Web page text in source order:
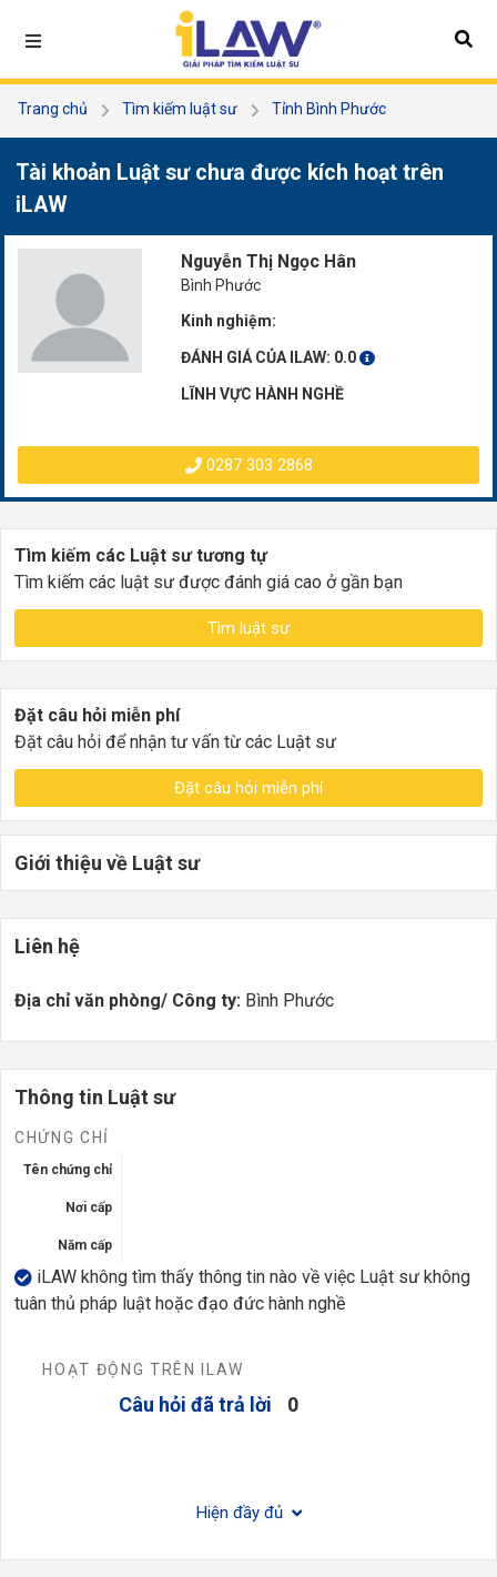
Trang chủ Tìm kiếm luật sư
Tỉnh Bình Phước
Tài khoản Luật sư chưa được kích hoạt trên
iLAW
Nguyễn Thị Ngọc Hân
Bình Phước
Kinh nghiệm:
ĐÁNH GIÁ CỦA ILAW: 0.0
LĨNH VỰC HÀNH NGHỀ
0287 303 2868
Tìm kiếm các Luật sư tương tự
Tìm kiếm các luật sư được đánh giá cao ở gần bạn
Tìm luật sư
Đặt câu hỏi miễn phí
Đặt câu hỏi để nhận tư vấn từ các Luật sư
Đặt câu hỏi miễn phí
Giới thiệu về Luật sư
Liên hệ
Địa chỉ văn phòng/ Công ty: Bình Phước
Thông tin Luật sư
CHỨNG CHỈ
Tên chứng chỉ
Nơi cấp
Năm cấp
iLAW không tìm thấy thông tin nào về việc Luật sư không
tuân thủ pháp luật hoặc đạo đức hành nghề
HOẠT ĐỘNG TRÊN ILAW
Câu hỏi đã trả lời 0
Hiện đầy đủ